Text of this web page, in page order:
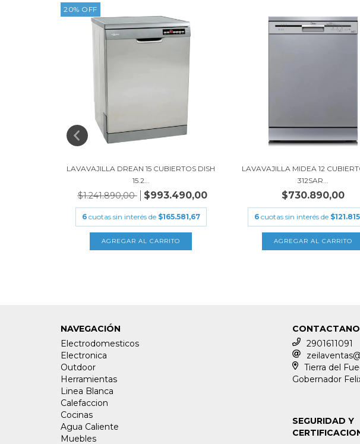
20% OFF
LAVAVAJILLA DREAN 15 CUBIERTOS DISH
15.2...
$1.241.890,00 $993.490,00
6 cuotas sin interés de $165.581,67
LAVAVAJILLA MIDEA 12
312SAR...
$730.890,00
6 cuotas sin interés de
NAVEGACIÓN
Electrodomesticos
Electronica
Outdoor
Herramientas
Linea Blanca
Calefaccion
Cocinas
Agua Caliente
Muebles
2901611091
Tierra del
Gobernador
SEGURIDAD Y